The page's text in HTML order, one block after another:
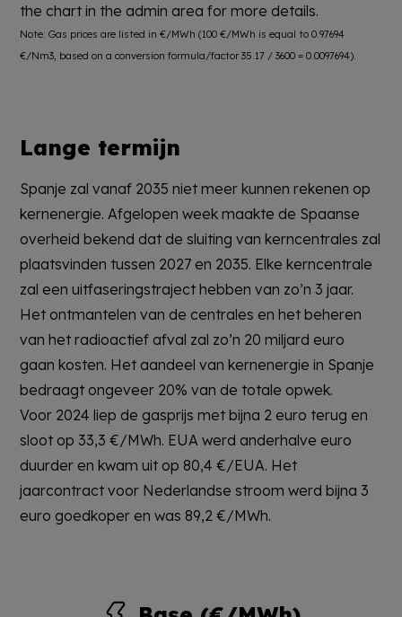
the chart in the admin area for more details.
Note: Gas prices are listed in €/MWh (100 €/MWh is equal to 0.97694
€/Nm3, based on a conversion formula/factor 35.17 / 3600 = 0.0097694).
Lange termijn
Spanje zal vanaf 2035 niet meer kunnen rekenen op
kernenergie. Afgelopen week maakte de Spaanse
overheid bekend dat de sluiting van kerncentrales zal
plaatsvinden tussen 2027 en 2035. Elke kerncentrale
zal een uitfaseringstraject hebben van zo’n 3 jaar.
Het ontmantelen van de centrales en het beheren
van het radioactief afval zal zo’n 20 miljard euro
gaan kosten. Het aandeel van kernenergie in Spanje
bedraagt ongeveer 20% van de totale opwek.
Voor 2024 liep de gasprijs met bijna 2 euro terug en
sloot op 33,3 €/MWh. EUA werd anderhalve euro
duurder en kwam uit op 80,4 €/EUA. Het
jaarcontract voor Nederlandse stroom werd bijna 3
euro goedkoper en was 89,2 €/MWh.